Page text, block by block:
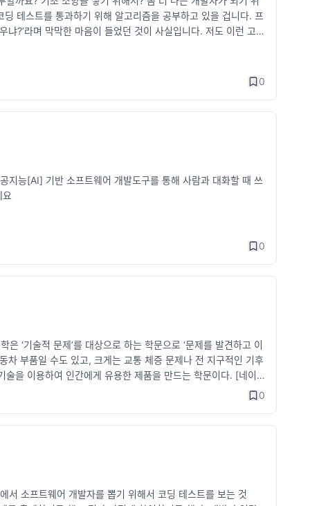
테스트를 통과하기 위해 알고리즘을 공부하고 있을 겁니다. 프
?’라며 막막한 마음이 들었던 것이 사실입니다. 저도 이런 고민
0
능[AI] 기반 소프트웨어 개발도구를 통해 사람과 대화할 때 쓰
0
‘기술적 문제’를 대상으로 하는 학문으로 ‘문제를 발견하고 이
차 부품일 수도 있고, 크게는 교통 체증 문제나 전 지구적인 기후
을 이용하여 인간에게 유용한 제품을 만드는 학문이다. [네이
인가? 엔지니어인가? 이다. 개발자를 지칭하는 표현으로는 개0
소프트웨어 개발자를 뽑기 위해서 코딩 테스트를 보는 것